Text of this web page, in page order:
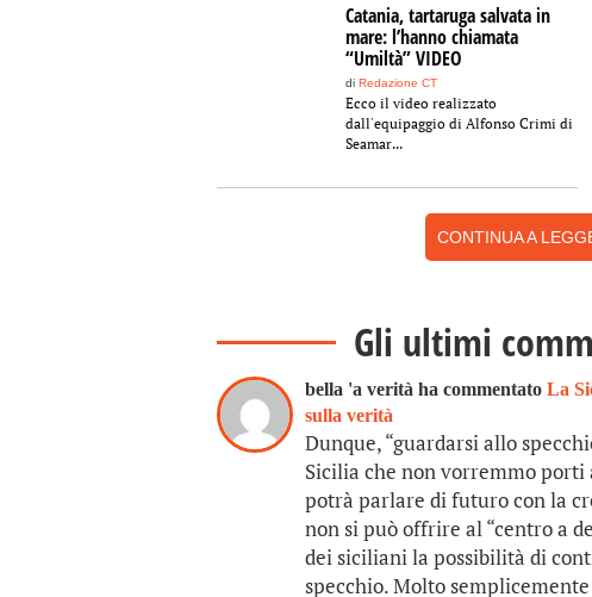
Catania, tartaruga salvata in
mare: l’hanno chiamata
“Umiltà” VIDEO
di Redazione CT
Ecco il video realizzato
dall'equipaggio di Alfonso Crimi di
Seamar...
CONTINUA A
Gli ultimi
bella 'a verità ha commentato La
sulla verità
Dunque, “guardarsi allo
Sicilia che non vorremmo porti
potrà parlare di futuro con la
non si può offrire al “centro a
dei siciliani la possibilità di
specchio. Molto